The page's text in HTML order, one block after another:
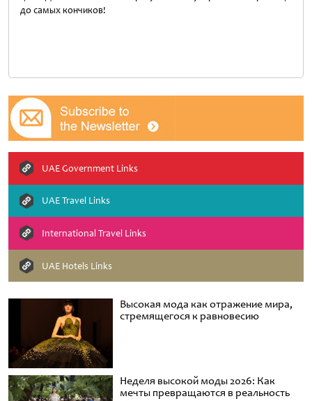
Высокая мода как отражение мира,
стремящегося к равновесию
Неделя высокой моды 2026: Как
мечты превращаются в реальность
до самых кончиков!
UAE Government Links
UAE Travel Links
International Travel Links
UAE Hotels Links